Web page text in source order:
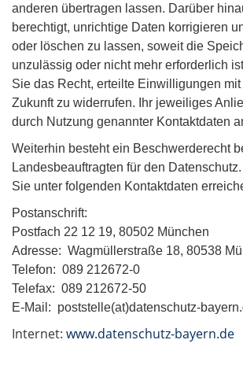
anderen übertragen lassen. Darüber
berechtigt, unrichtige Daten korrigieren
oder löschen zu lassen, soweit die
unzulässig oder nicht mehr erforderlich
Sie das Recht, erteilte Einwilligungen
Zukunft zu widerrufen. Ihr jeweiliges
durch Nutzung genannter Kontaktdaten
Weiterhin besteht ein Beschwerderecht
Landesbeauftragten für den
Sie unter folgenden Kontaktdaten
Postanschrift:
Postfach 22 12 19, 80502 München
Adresse: Wagmüllerstraße 18, 80538
Telefon: 089 212672-0
Telefax: 089 212672-50
E-Mail: poststelle(at)datenschutz-
Internet: www.datenschutz-bayern.de